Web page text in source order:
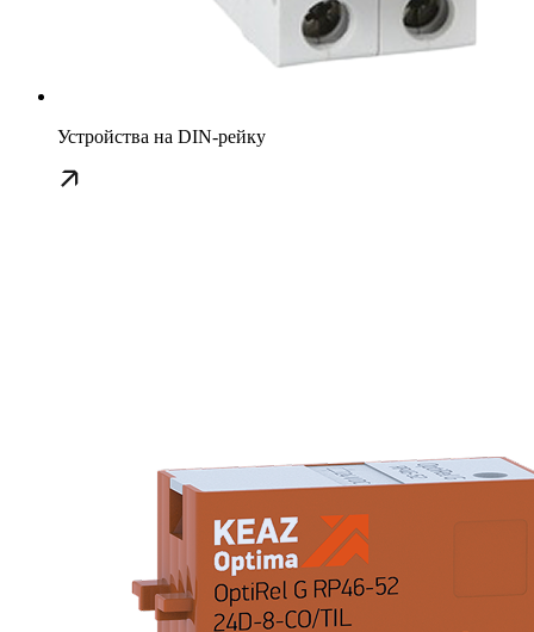
Устройства на DIN-рейку